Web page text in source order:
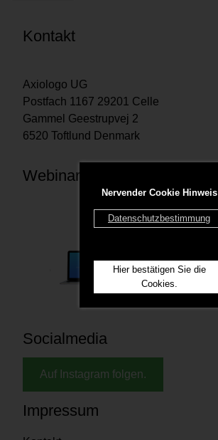
Nervender Cookie Hinweis
Datenschutzbestimmung
Hier bestätigen Sie die
Cookies.
Kontakt
Axiologo UG
Postfach 1167 29201 Celle
Gammel Geestrupvej 2
6520 Toftlund Denmark
Webinare
Socialmedia
Auf Instagram folgen.
Impressum